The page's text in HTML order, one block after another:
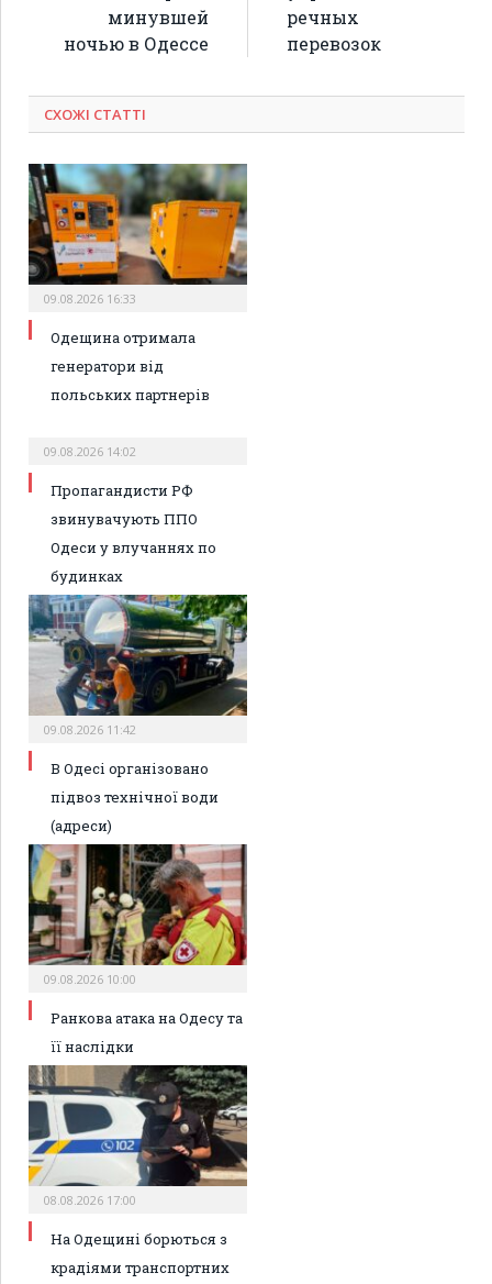
минувшей
ночью в Одессе
речных
перевозок
СХОЖІ СТАТТІ
09.08.2026 16:33
Одещина отримала
генератори від
польських партнерів
09.08.2026 14:02
Пропагандисти РФ
звинувачують ППО
Одеси у влучаннях по
будинках
09.08.2026 11:42
В Одесі організовано
підвоз технічної води
(адреси)
09.08.2026 10:00
Ранкова атака на Одесу та
її наслідки
08.08.2026 17:00
На Одещині борються з
крадіями транспортних